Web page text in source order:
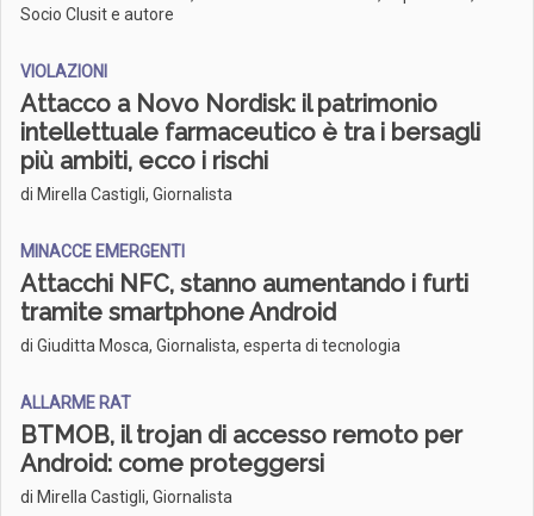
Socio Clusit e autore
VIOLAZIONI
Attacco a Novo Nordisk: il patrimonio
intellettuale farmaceutico è tra i bersagli
più ambiti, ecco i rischi
di Mirella Castigli, Giornalista
MINACCE EMERGENTI
Attacchi NFC, stanno aumentando i furti
tramite smartphone Android
di Giuditta Mosca, Giornalista, esperta di tecnologia
ALLARME RAT
BTMOB, il trojan di accesso remoto per
Android: come proteggersi
di Mirella Castigli, Giornalista